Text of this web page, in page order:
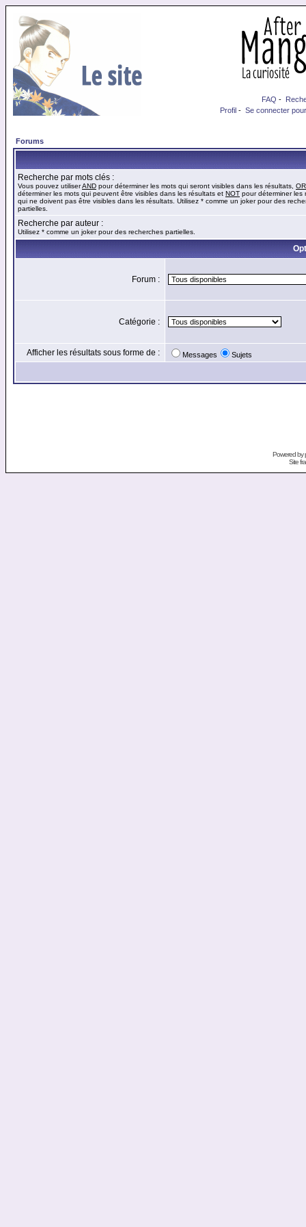
FAQ -
Profil - Se connecter
Forums
Recherche par mots clés :
Vous pouvez utiliserAND pour déterminer les mots qui seront visibles dans les résultats, OR
déterminer les mots qui peuvent être visibles dans les résultats et NOT pour déterminer les
qui ne doivent pas être visibles dans les résultats. Utilisez * comme un joker pour des
partielles.
Recherche par auteur :
Utilisez * comme un joker pour des recherches partielles.
Forum :
Catégorie :
Afficher les résultats sous forme de : Messages Sujets
Powered by
Site